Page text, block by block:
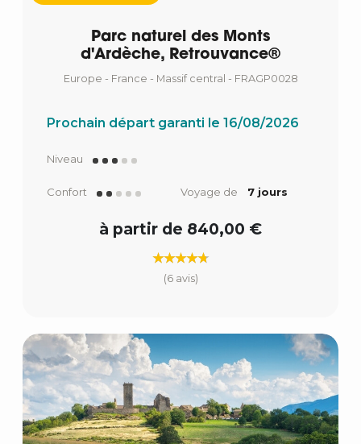
Parc naturel des Monts
d'Ardèche, Retrouvance®
Europe - France - Massif central - FRAGP0028
Prochain départ garanti le 16/08/2026
Niveau
Confort Voyage de 7 jours
à partir de 840,00 €
(6 avis)